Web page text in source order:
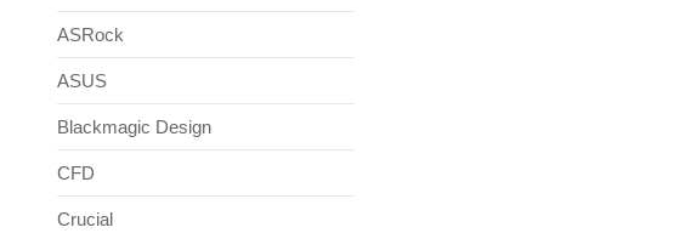
ASRock
ASUS
Blackmagic Design
CFD
Crucial